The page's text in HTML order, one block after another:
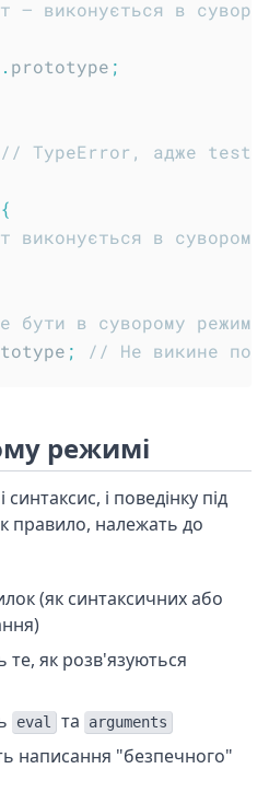
– виконується в
. prototype ;
// TypeError, адже test()
{
виконується в суворому
в суворому режимі
; // Не викине
режимі
і поведінку під
правило, належать до
(як синтаксичних або
як розв'язуються
eval та arguments
написання "безпечного"